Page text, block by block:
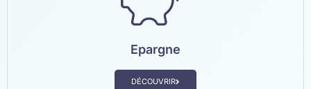
Epargne
DÉCOUVRIR